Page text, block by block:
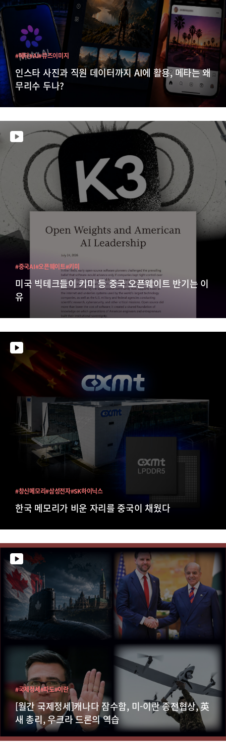
인스타 사진과 직원 데이터까지 AI에 활용, 메타는 왜
무리수 두나?
#메타#AI#뮤즈이미지
미국 빅테크들이 키미 등 중국 오픈웨이트 반기는 이
유
#중국AI#오픈웨이트#키미
한국 메모리가 비운 자리를 중국이 채웠다
#창신메모리#삼성전자#SK하이닉스
[월간 국제정세]캐나다 잠수함, 미-이란 종전협상, 英
새 총리, 우크라 드론의 역습
#국제정세#파도#이란